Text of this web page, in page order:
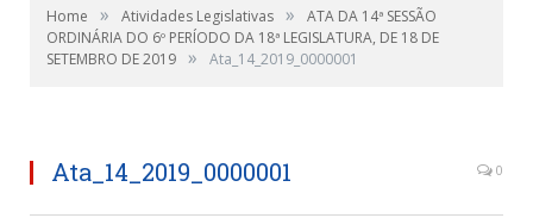
Home » Atividades Legislativas »
ATA DA 14ª SESSÃO
ORDINÁRIA DO 6º PERÍODO DA 18ª LEGISLATURA, DE 18 DE
SETEMBRO DE 2019 » Ata_14_2019_0000001
Ata_14_2019_0000001 0